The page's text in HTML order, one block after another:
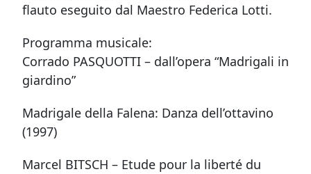
flauto eseguito dal Maestro Federica Lotti.
Programma musicale:
Corrado PASQUOTTI – dall’opera “Madrigali in
giardino”
Madrigale della Falena: Danza dell’ottavino
(1997)
Marcel BITSCH – Etude pour la liberté du